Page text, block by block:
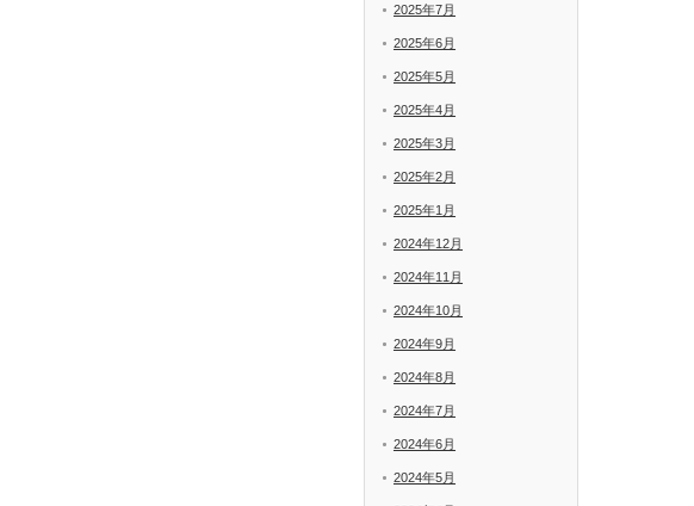
2025年7月
2025年6月
2025年5月
2025年4月
2025年3月
2025年2月
2025年1月
2024年12月
2024年11月
2024年10月
2024年9月
2024年8月
2024年7月
2024年6月
2024年5月